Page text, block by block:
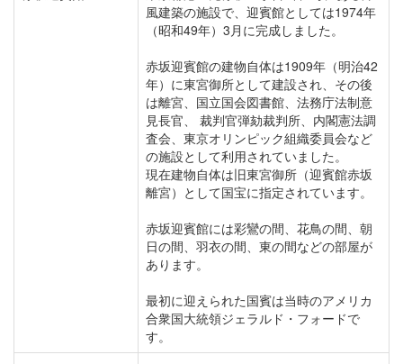
風建築の施設で、迎賓館としては1974年
（昭和49年）3月に完成しました。
赤坂迎賓館の建物自体は1909年（明治42
年）に東宮御所として建設され、その後
は離宮、国立国会図書館、法務庁法制意
見長官、 裁判官弾劾裁判所、内閣憲法調
査会、東京オリンピック組織委員会など
の施設として利用されていました。
現在建物自体は旧東宮御所（迎賓館赤坂
離宮）として国宝に指定されています。
赤坂迎賓館には彩鸞の間、花鳥の間、朝
日の間、羽衣の間、東の間などの部屋が
あります。
最初に迎えられた国賓は当時のアメリカ
合衆国大統領ジェラルド・フォードで
す。